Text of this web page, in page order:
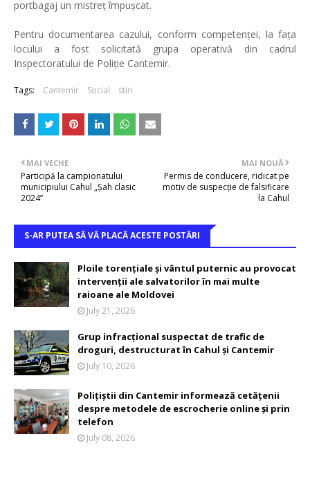
portbagaj un mistreț împușcat.
Pentru documentarea cazului, conform competenței, la fața
locului a fost solicitată grupa operativă din cadrul
Inspectoratului de Poliție Cantemir.
Tags: Cantemir Social stiri
MAI NOUĂ
Permis de conducere, ridicat pe
motiv de suspecție de falsificare
la Cahul
MAI VECHE
Participă la campionatului
municipiului Cahul „Șah clasic
2024”
S-AR PUTEA SĂ VĂ PLACĂ ACESTE POSTĂRI
Ploile torențiale și vântul puternic au provocat
intervenții ale salvatorilor în mai multe
raioane ale Moldovei
July 21, 2026
Grup infracțional suspectat de trafic de
droguri, destructurat în Cahul și Cantemir
July 10, 2026
Polițiștii din Cantemir informează cetățenii
despre metodele de escrocherie online și prin
telefon
July 08, 2026